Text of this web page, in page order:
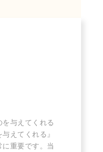
を与えてくれる
えてくれる』
重要です。当